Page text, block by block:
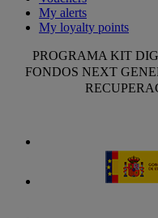
My alerts
My loyalty points
PROGRAMA KIT
FONDOS NEXT